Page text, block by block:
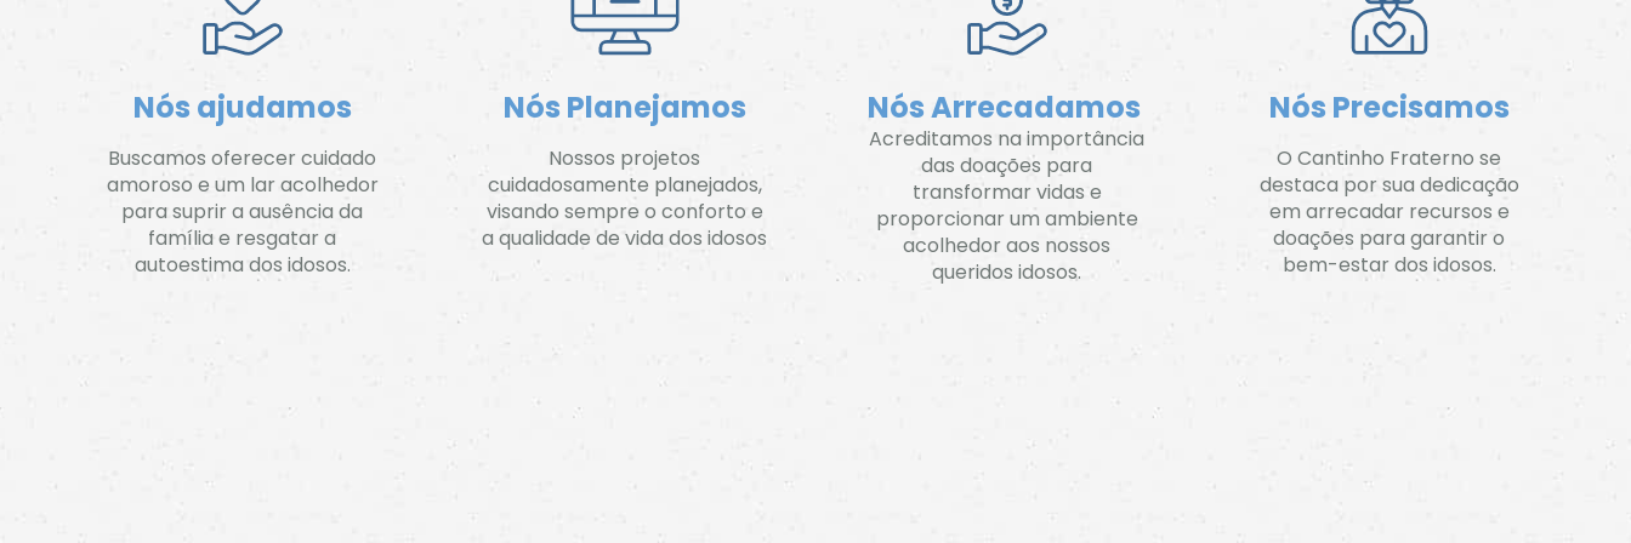
Nós ajudamos
Buscamos oferecer cuidado
amoroso e um lar acolhedor
para suprir a ausência da
família e resgatar a
autoestima dos idosos.
Nós Planejamos
Nossos projetos
cuidadosamente planejados,
visando sempre o conforto e
a qualidade de vida dos idosos
Nós Arrecadamos ​
Acreditamos na importância
das doações para
transformar vidas e
proporcionar um ambiente
acolhedor aos nossos
queridos idosos.
Nós Precisamos
O Cantinho Fraterno se
destaca por sua dedicação
em arrecadar recursos e
doações para garantir o
bem-estar dos idosos.